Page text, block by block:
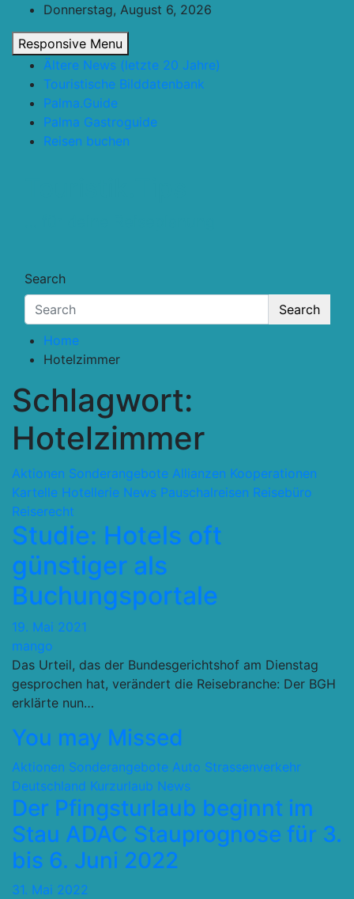
content
Donnerstag, August 6, 2026
Responsive Menu
Ältere News (letzte 20 Jahre)
Touristische Bilddatenbank
Palma.Guide
Palma Gastroguide
Reisen buchen
Search
Search
Home
Hotelzimmer
Schlagwort:
Hotelzimmer
Aktionen Sonderangebote Allianzen Kooperationen
Kartelle Hotellerie News Pauschalreisen Reisebüro
Reiserecht
Studie: Hotels oft
günstiger als
Buchungsportale
19. Mai 2021
mango
Das Urteil, das der Bundesgerichtshof am Dienstag
gesprochen hat, verändert die Reisebranche: Der BGH
erklärte nun…
You may Missed
Aktionen Sonderangebote Auto Strassenverkehr
Deutschland Kurzurlaub News
Der Pfingsturlaub beginnt im
Stau ADAC Stauprognose für 3.
bis 6. Juni 2022
31. Mai 2022